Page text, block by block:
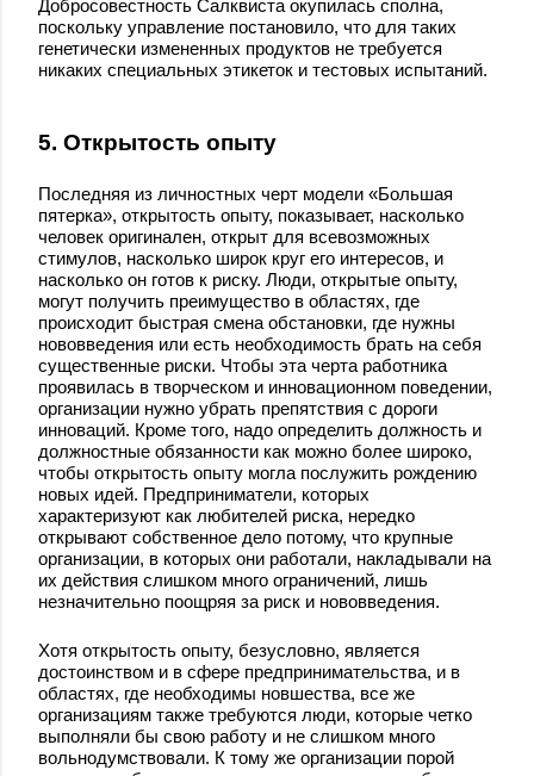
Добросовестность Салквиста окупилась сполна,
поскольку управление постановило, что для таких
генетически измененных продуктов не требуется
никаких специальных этикеток и тестовых испытаний.
5. Открытость опыту
Последняя из личностных черт модели «Большая
пятерка», открытость опыту, показывает, насколько
человек оригинален, открыт для всевозможных
стимулов, насколько широк круг его интересов, и
насколько он готов к риску. Люди, открытые опыту,
могут получить преимущество в областях, где
происходит быстрая смена обстановки, где нужны
нововведения или есть необходимость брать на себя
существенные риски. Чтобы эта черта работника
проявилась в творческом и инновационном поведении,
организации нужно убрать препятствия с дороги
инноваций. Кроме того, надо определить должность и
должностные обязанности как можно более широко,
чтобы открытость опыту могла послужить рождению
новых идей. Предприниматели, которых
характеризуют как любителей риска, нередко
открывают собственное дело потому, что крупные
организации, в которых они работали, накладывали на
их действия слишком много ограничений, лишь
незначительно поощряя за риск и нововведения.
Хотя открытость опыту, безусловно, является
достоинством и в сфере предпринимательства, и в
областях, где необходимы новшества, все же
организациям также требуются люди, которые четко
выполняли бы свою работу и не слишком много
вольнодумствовали. К тому же организации порой